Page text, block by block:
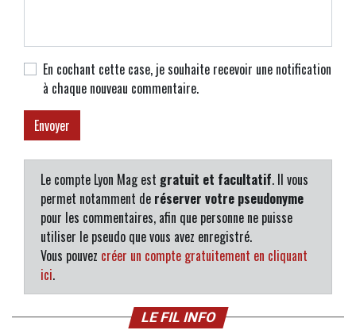
En cochant cette case, je souhaite recevoir une notification
à chaque nouveau commentaire.
Le compte Lyon Mag est gratuit et facultatif. Il vous
permet notamment de réserver votre pseudonyme
pour les commentaires, afin que personne ne puisse
utiliser le pseudo que vous avez enregistré.
Vous pouvez créer un compte gratuitement en cliquant
ici.
LE FIL INFO